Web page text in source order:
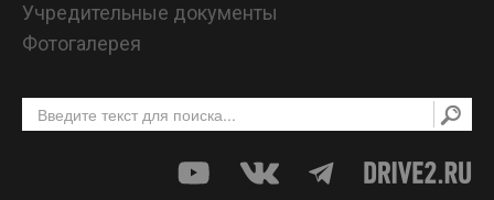
Учредительные документы
Фотогалерея